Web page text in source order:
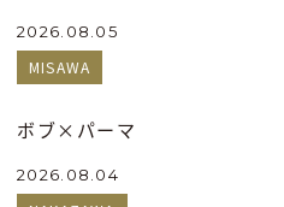
2026.08.05
MISAWA
ボブ×パーマ
2026.08.04